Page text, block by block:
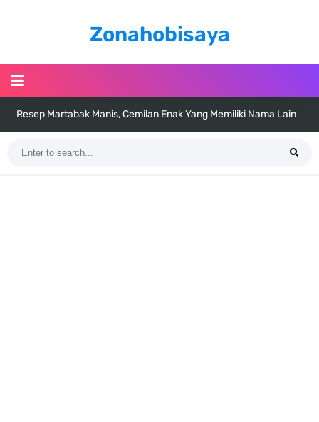
Zonahobisaya
Resep Martabak Manis, Cemilan Enak Yang Memiliki Nama Lain